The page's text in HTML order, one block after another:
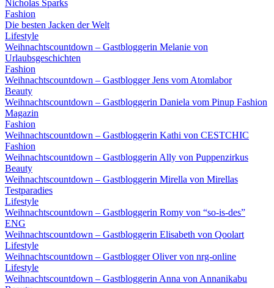
Nicholas Sparks
Fashion
Die besten Jacken der Welt
Lifestyle
Weihnachtscountdown – Gastbloggerin Melanie von
Urlaubsgeschichten
Fashion
Weihnachtscountdown – Gastblogger Jens vom Atomlabor
Beauty
Weihnachtscountdown – Gastbloggerin Daniela vom Pinup Fashion
Magazin
Fashion
Weihnachtscountdown – Gastbloggerin Kathi von CESTCHIC
Fashion
Weihnachtscountdown – Gastbloggerin Ally von Puppenzirkus
Beauty
Weihnachtscountdown – Gastbloggerin Mirella von Mirellas
Testparadies
Lifestyle
Weihnachtscountdown – Gastbloggerin Romy von “so-is-des”
ENG
Weihnachtscountdown – Gastbloggerin Elisabeth von Qoolart
Lifestyle
Weihnachtscountdown – Gastblogger Oliver von nrg-online
Lifestyle
Weihnachtscountdown – Gastbloggerin Anna von Annanikabu